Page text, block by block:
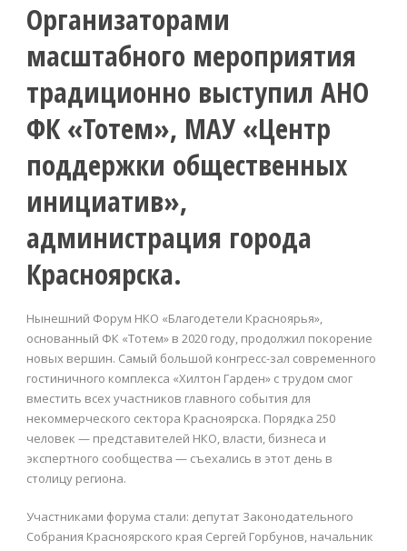
Организаторами
масштабного мероприятия
традиционно выступил АНО
ФК «Тотем», МАУ «Центр
поддержки общественных
инициатив»,
администрация города
Красноярска.
Нынешний Форум НКО «Благодетели Красноярья»,
основанный ФК «Тотем» в 2020 году, продолжил покорение
новых вершин. Самый большой конгресс-зал современного
гостиничного комплекса «Хилтон Гарден» с трудом смог
вместить всех участников главного события для
некоммерческого сектора Красноярска. Порядка 250
человек — представителей НКО, власти, бизнеса и
экспертного сообщества — съехались в этот день в
столицу региона.
Участниками форума стали: депутат Законодательного
Собрания Красноярского края Сергей Горбунов, начальник